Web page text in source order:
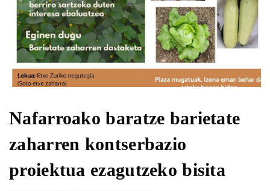
Nafarroako baratze barietate
zaharren kontserbazio
proiektua ezagutzeko bisita